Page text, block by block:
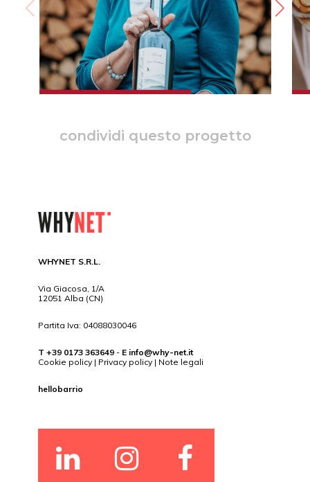
condividi questo progetto
WHYNET S.R.L.
Via Giacosa, 1/A
12051 Alba (CN)
Partita Iva: 04088030046
T +39 0173 363649 - E info@why-net.it
Cookie policy | Privacy policy | Note legali
hellobarrio